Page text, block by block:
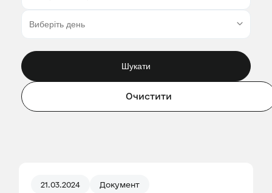
Шукати
Очистити
21.03.2024 Документ